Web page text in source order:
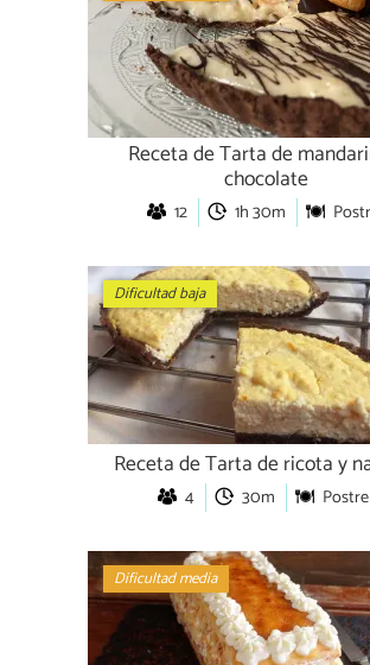
Receta de Tarta de
chocolate
12 1h 30m
Dificultad baja
Receta de Tarta de ricota y
4 30m Postre
Dificultad media